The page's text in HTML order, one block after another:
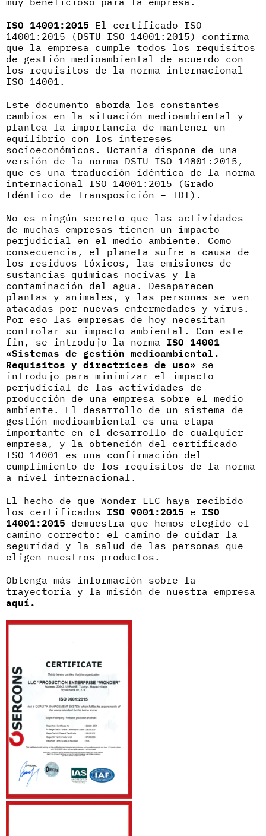
ISO 14001:2015 El certificado ISO
14001:2015 (DSTU ISO 14001:2015) confirma
que la empresa cumple todos los requisitos
de gestión medioambiental de acuerdo con
los requisitos de la norma internacional
ISO 14001.
Este documento aborda los constantes
cambios en la situación medioambiental y
plantea la importancia de mantener un
equilibrio con los intereses
socioeconómicos. Ucrania dispone de una
versión de la norma DSTU ISO 14001:2015,
que es una traducción idéntica de la norma
internacional ISO 14001:2015 (Grado
Idéntico de Transposición – IDT).
No es ningún secreto que las actividades
de muchas empresas tienen un impacto
perjudicial en el medio ambiente. Como
consecuencia, el planeta sufre a causa de
los residuos tóxicos, las emisiones de
sustancias químicas nocivas y la
contaminación del agua. Desaparecen
plantas y animales, y las personas se ven
atacadas por nuevas enfermedades y virus.
Por eso las empresas de hoy necesitan
controlar su impacto ambiental. Con este
fin, se introdujo la norma ISO 14001
«Sistemas de gestión medioambiental.
Requisitos y directrices de uso» se
introdujo para minimizar el impacto
perjudicial de las actividades de
producción de una empresa sobre el medio
ambiente. El desarrollo de un sistema de
gestión medioambiental es una etapa
importante en el desarrollo de cualquier
empresa, y la obtención del certificado
ISO 14001 es una confirmación del
cumplimiento de los requisitos de la norma
a nivel internacional.
El hecho de que Wonder LLC haya recibido
los certificados ISO 9001:2015 e ISO
14001:2015 demuestra que hemos elegido el
camino correcto: el camino de cuidar la
seguridad y la salud de las personas que
eligen nuestros productos.
Obtenga más información sobre la
trayectoria y la misión de nuestra empresa
aquí.